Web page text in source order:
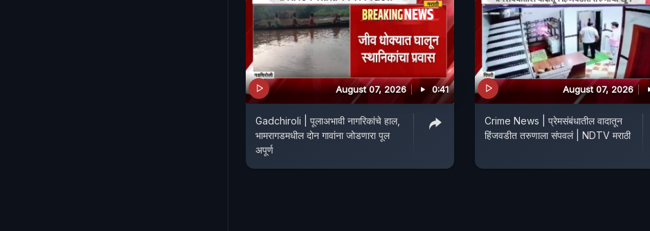
August 07, 2026 0:41
Gadchiroli | पूलाअभावी नागरिकांचे हाल,
भामरागडमधील दोन गावांना जोडणारा पूल
अपूर्ण
August 07, 2026
Crime News | प्रेमसंबंधातील वादातून
हिंजवडीत तरुणाला संपवलं | NDTV मराठी